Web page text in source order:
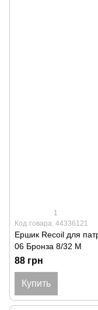
1
Код товара: 44336121
Ершик Recoil для
06 Бронза 8/32 M
88 грн
Купить